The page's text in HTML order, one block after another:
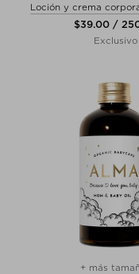
Loción y crema
$‌39.00 /
Exclusivo
+ más